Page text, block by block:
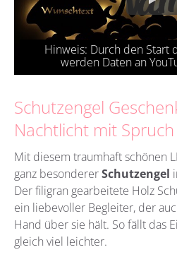
Schutzengel
Nachtlicht mit
Mit diesem traumhaft schönen
ganz besondererSchutzengel
Der filigran gearbeitete Holz
ein liebevoller Begleiter, der
Hand über sie hält. So fällt das
gleich viel leichter.